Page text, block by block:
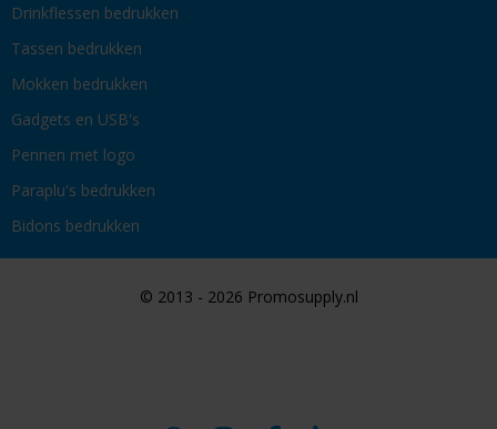
Drinkflessen bedrukken
Tassen bedrukken
Mokken bedrukken
Gadgets en USB's
Pennen met logo
Paraplu's bedrukken
Bidons bedrukken
© 2013 - 2026 Promosupply.nl